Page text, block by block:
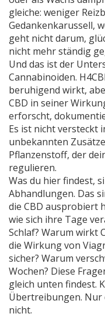
gleiche: weniger
Gedankenkarussell,
geht nicht darum,
nicht mehr ständig
Und das ist der
Cannabinoiden.
beruhigend wirkt,
CBD in seiner
erforscht,
Es ist nicht versteckt
unbekannten
Pflanzenstoff, der
regulieren.
Was du hier findest,
Abhandlungen. Das
die CBD ausprobiert
wie sich ihre Tage
Schlaf? Warum wirkt
die Wirkung von
sicher? Warum
Wochen? Diese
gleich unten findest.
Übertreibungen. Nur
nicht.